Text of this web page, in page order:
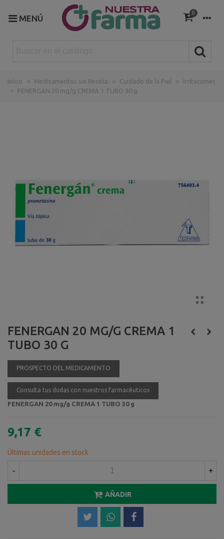
MENÚ
0
Inicio > Medicamentos sin Receta > Cuidado de la Piel >
Irritaciones
>
FENERGAN 20 mg/g CREMA 1 TUBO 30 g
FENERGAN 20 MG/G CREMA 1
TUBO 30 G
PROSPECTO DEL MEDICAMENTO
Consulta tus dudas con nuestros farmacéuticos
FENERGAN 20 mg/g CREMA 1 TUBO 30 g
9,17 €
Últimas unidades en stock
- +
AÑADIR